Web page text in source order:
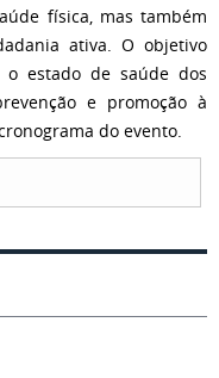
física, mas também
ativa. O objetivo
o estado de saúde dos
e promoção à
do evento.